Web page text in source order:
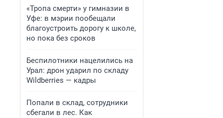
«Тропа смерти» у гимназии в
Уфе: в мэрии пообещали
благоустроить дорогу к школе,
но пока без сроков
Беспилотники нацелились на
Урал: дрон ударил по складу
Wildberries — кадры
Попали в склад, сотрудники
сбегали в лес. Как